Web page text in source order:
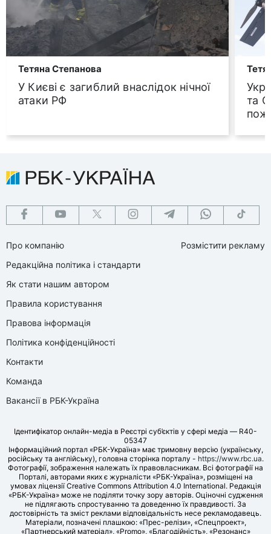
Тетяна Степанова
У Києві є загиблий внаслідок нічної
атаки РФ
та
Про компанію
Редакційна політика і стандарти
Як стати нашим автором
Правила користування
Правова інформація
Політика конфіденційності
Контакти
Команда
Вакансії в РБК-Україна
Розмістити рекламу
Ідентифікатор онлайн-медіа в Реєстрі суб’єктів у сфері медіа — R40-
05347
Інформаційний портал «РБК-Україна» має тримовну версію (українську,
російську та англійську), головна сторінка порталу - https://www.rbc.ua.
Фотографії, зображення належать їх правовласникам. Всі фотографії на
Порталі, авторами яких є журналісти «РБК-Україна», розміщені на
умовах ліцензії Creative Commons Attribution 4.0 International. Редакція
«РБК-Україна» може не поділяти точку зору авторів. Оціночні судження
не підлягають спростуванню та доведенню їх правдивості. За
достовірність та зміст реклами відповідальність несе рекламодавець.
Матеріали, позначені плашкою: «Прес-релізи», «Спецпроект»,
«Партнерський матеріал», «Promo», «Благодійність», «Резонанс»